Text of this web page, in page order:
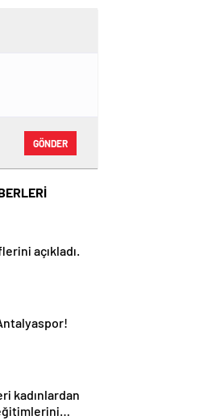
GÖNDER
açıkladı.
kadınlardan